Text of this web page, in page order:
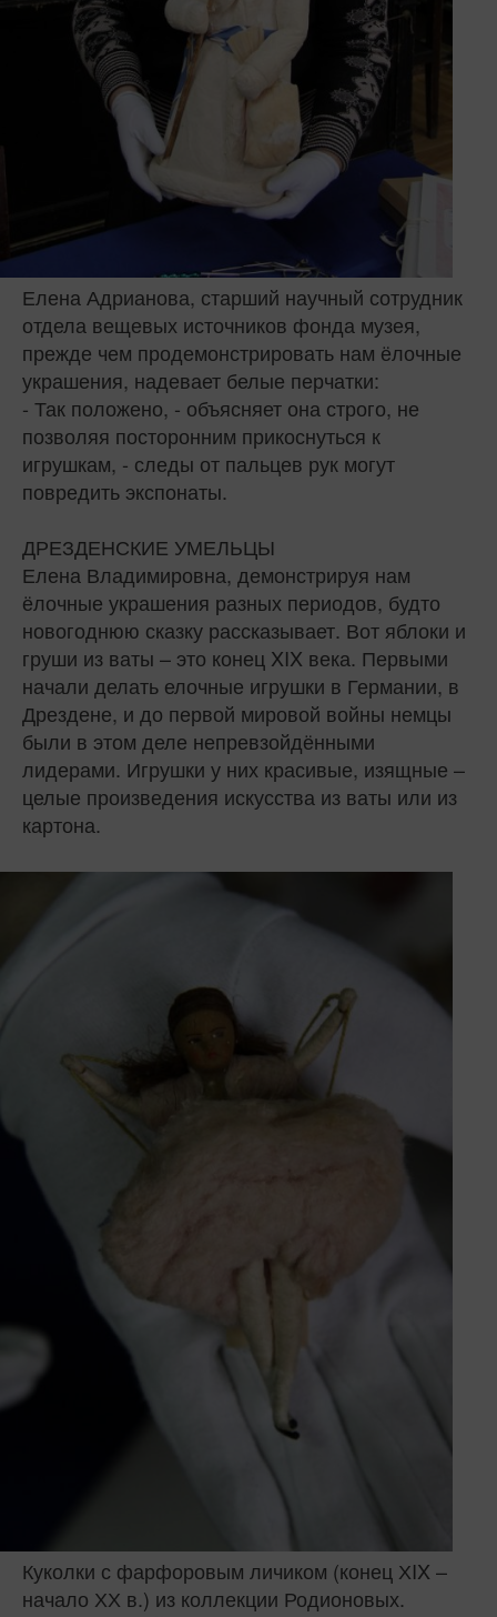
Елена Адрианова, старший научный сотрудник
отдела вещевых источников фонда музея,
прежде чем продемонстрировать нам ёлочные
украшения, надевает белые перчатки:
- Так положено, - объясняет она строго, не
позволяя посторонним прикоснуться к
игрушкам, - следы от пальцев рук могут
повредить экспонаты.
ДРЕЗДЕНСКИЕ УМЕЛЬЦЫ
Елена Владимировна, демонстрируя нам
ёлочные украшения разных периодов, будто
новогоднюю сказку рассказывает. Вот яблоки и
груши из ваты – это конец XIX века. Первыми
начали делать елочные игрушки в Германии, в
Дрездене, и до первой мировой войны немцы
были в этом деле непревзойдёнными
лидерами. Игрушки у них красивые, изящные –
целые произведения искусства из ваты или из
картона.
Куколки с фарфоровым личиком (конец ХIX –
начало ХХ в.) из коллекции Родионовых.